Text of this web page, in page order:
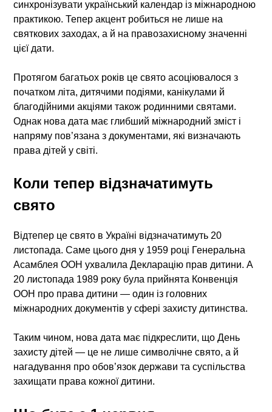
синхронізувати український календар із міжнародною
практикою. Тепер акцент робиться не лише на
святкових заходах, а й на правозахисному значенні
цієї дати.
Протягом багатьох років це свято асоціювалося з
початком літа, дитячими подіями, канікулами й
благодійними акціями також родинними святами.
Однак нова дата має глибший міжнародний зміст і
напряму пов’язана з документами, які визначають
права дітей у світі.
Коли тепер відзначатимуть
свято
Відтепер це свято в Україні відзначатимуть 20
листопада. Саме цього дня у 1959 році Генеральна
Асамблея ООН ухвалила Декларацію прав дитини. А
20 листопада 1989 року була прийнята Конвенція
ООН про права дитини — один із головних
міжнародних документів у сфері захисту дитинства.
Таким чином, нова дата має підкреслити, що День
захисту дітей — це не лише символічне свято, а й
нагадування про обов’язок держави та суспільства
захищати права кожної дитини.